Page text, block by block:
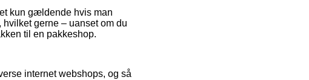
kun gældende hvis man
gerne – uanset om du
til en pakkeshop.
internet webshops, og så